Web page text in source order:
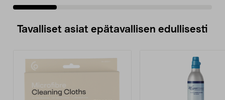
Tavalliset asiat epätavallisen edullisesti